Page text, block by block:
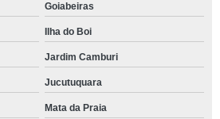
Goiabeiras
Ilha do Boi
Jardim Camburi
Jucutuquara
Mata da Praia